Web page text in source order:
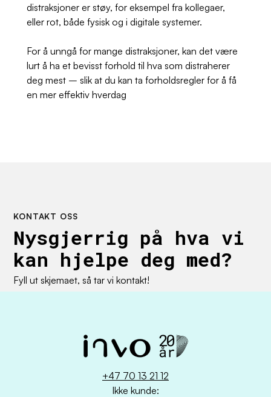
distraksjoner er støy, for eksempel fra kollegaer,
eller rot, både fysisk og i digitale systemer.
For å unngå for mange distraksjoner, kan det være
lurt å ha et bevisst forhold til hva som distraherer
deg mest – slik at du kan ta forholdsregler for å få
en mer effektiv hverdag
KONTAKT OSS
Nysgjerrig på hva vi
kan hjelpe deg med?
Fyll ut skjemaet, så tar vi kontakt!
+47 70 13 21 12
Ikke kunde: